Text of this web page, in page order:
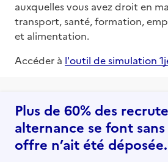
auxquelles vous avez droit en
transport, santé, formation,
et alimentation.
Accéder à l'outil de simulation
Plus de 60% des
alternance se font sans
offre n’ait été déposée.